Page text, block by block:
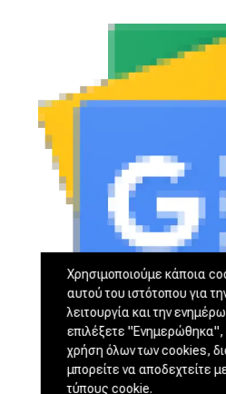
Χρησιμοποιούμε κάποια
αυτού του ιστότοπου για
λειτουργία και την
επιλέξετε "Ενημερώθηκα",
χρήση όλων των cookies,
μπορείτε να αποδεχτείτε
τύπους cookie.